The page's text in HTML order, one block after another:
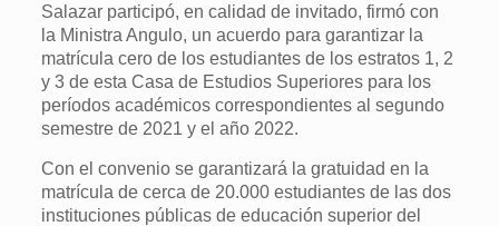
Salazar participó, en calidad de invitado, firmó con
la Ministra Angulo, un acuerdo para garantizar la
matrícula cero de los estudiantes de los estratos 1, 2
y 3 de esta Casa de Estudios Superiores para los
períodos académicos correspondientes al segundo
semestre de 2021 y el año 2022.
Con el convenio se garantizará la gratuidad en la
matrícula de cerca de 20.000 estudiantes de las dos
instituciones públicas de educación superior del